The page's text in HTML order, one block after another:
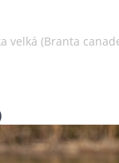
velká (Branta